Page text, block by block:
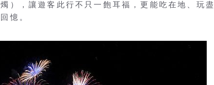
），讓遊客此行不只一飽耳福，更能吃在地、玩盡
憶。